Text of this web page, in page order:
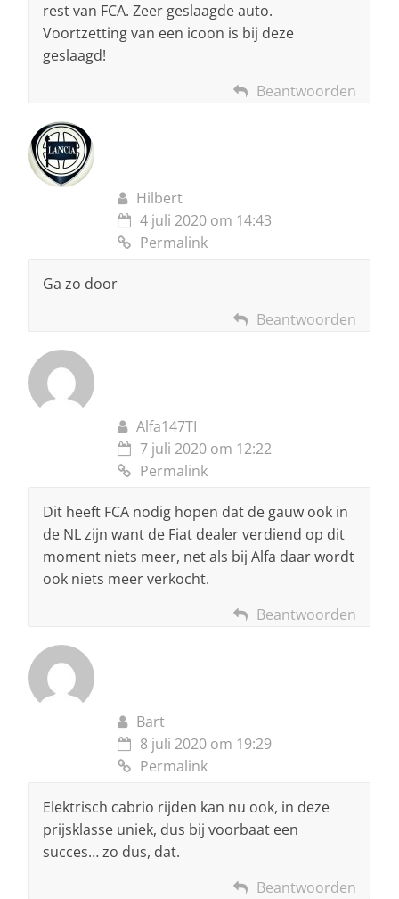
rest van FCA. Zeer geslaagde auto.
Voortzetting van een icoon is bij deze
geslaagd!
Beantwoorden
Hilbert
4 juli 2020 om 14:43
Permalink
Ga zo door
Beantwoorden
Alfa147TI
7 juli 2020 om 12:22
Permalink
Dit heeft FCA nodig hopen dat de gauw ook in
de NL zijn want de Fiat dealer verdiend op dit
moment niets meer, net als bij Alfa daar wordt
ook niets meer verkocht.
Beantwoorden
Bart
8 juli 2020 om 19:29
Permalink
Elektrisch cabrio rijden kan nu ook, in deze
prijsklasse uniek, dus bij voorbaat een
succes… zo dus, dat.
Beantwoorden